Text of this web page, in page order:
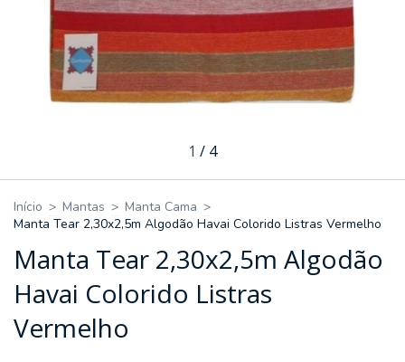
1 / 4
Início > Mantas > Manta Cama >
Manta Tear 2,30x2,5m Algodão Havai Colorido Listras Vermelho
Manta Tear 2,30x2,5m Algodão
Havai Colorido Listras
Vermelho